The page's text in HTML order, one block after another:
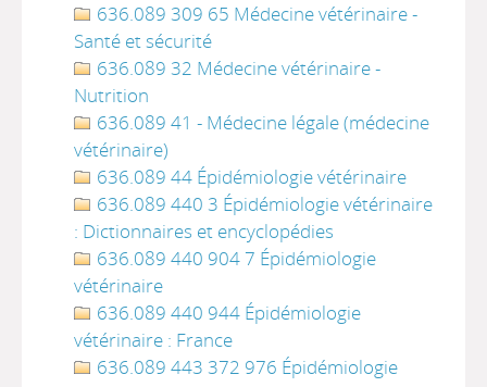
636.089 309 65 Médecine vétérinaire -
Santé et sécurité
636.089 32 Médecine vétérinaire -
Nutrition
636.089 41 - Médecine légale (médecine
vétérinaire)
636.089 44 Épidémiologie vétérinaire
636.089 440 3 Épidémiologie vétérinaire
: Dictionnaires et encyclopédies
636.089 440 904 7 Épidémiologie
vétérinaire
636.089 440 944 Épidémiologie
vétérinaire : France
636.089 443 372 976 Épidémiologie